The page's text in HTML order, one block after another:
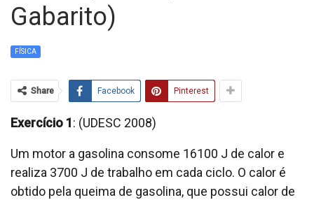
Gabarito)
FÍSICA
Share Facebook Pinterest
Exercício 1: (UDESC 2008)
Um motor a gasolina consome 16100 J de calor e
realiza 3700 J de trabalho em cada ciclo. O calor é
obtido pela queima de gasolina, que possui calor de